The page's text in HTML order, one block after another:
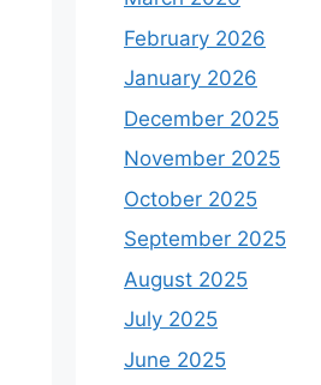
February 2026
January 2026
December 2025
November 2025
October 2025
September 2025
August 2025
July 2025
June 2025